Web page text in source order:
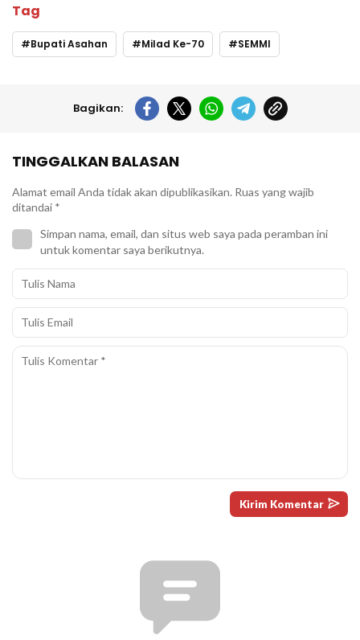
Tag
Bupati Asahan Milad Ke-70 SEMMI
Bagikan:
TINGGALKAN BALASAN
Alamat email Anda tidak akan dipublikasikan. Ruas yang wajib
ditandai *
Simpan nama, email, dan situs web saya pada peramban ini
untuk komentar saya berikutnya.